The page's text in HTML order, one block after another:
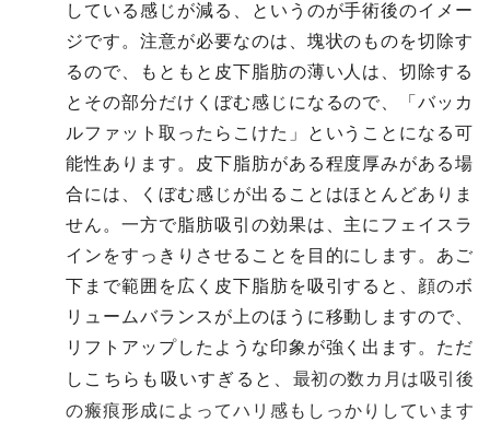
している感じが減る、というのが手術後のイメー
ジです。注意が必要なのは、塊状のものを切除す
るので、もともと皮下脂肪の薄い人は、切除する
とその部分だけくぼむ感じになるので、「バッカ
ルファット取ったらこけた」ということになる可
能性あります。皮下脂肪がある程度厚みがある場
合には、くぼむ感じが出ることはほとんどありま
せん。一方で脂肪吸引の効果は、主にフェイスラ
インをすっきりさせることを目的にします。あご
下まで範囲を広く皮下脂肪を吸引すると、顔のボ
リュームバランスが上のほうに移動しますので、
リフトアップしたような印象が強く出ます。ただ
しこちらも吸いすぎると、 最初の数カ月は吸引後
の瘢痕形成によってハリ感もしっかりしています